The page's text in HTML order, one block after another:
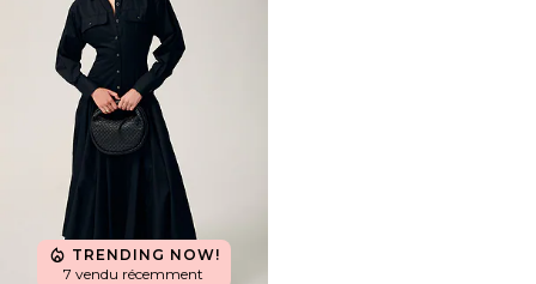
TRENDING NOW!
7 vendu récemment